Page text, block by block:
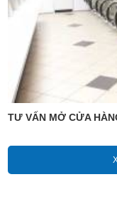
TƯ VẤN MỞ CỬA